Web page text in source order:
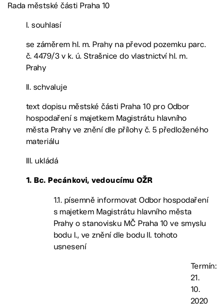
Rada městské části Praha 10
I. souhlasí
se záměrem hl. m. Prahy na převod pozemku parc.
č. 4479/3 v k. ú. Strašnice do vlastnictví hl. m.
Prahy
II. schvaluje
text dopisu městské části Praha 10 pro Odbor
hospodaření s majetkem Magistrátu hlavního
města Prahy ve znění dle přílohy č. 5 předloženého
materiálu
III. ukládá
1. Bc. Pecánkovi, vedoucímu OŽR
1.1. písemně informovat Odbor hospodaření
s majetkem Magistrátu hlavního města
Prahy o stanovisku MČ Praha 10 ve smyslu
bodu I., ve znění dle bodu II. tohoto
usnesení
Termín:
21.
10.
2020